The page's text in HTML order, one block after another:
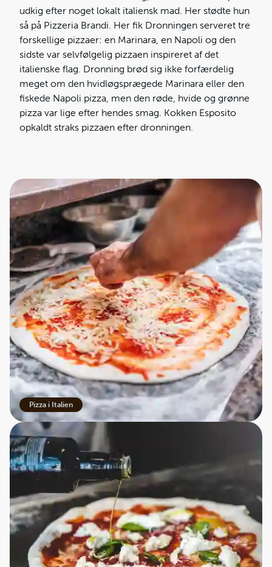
udkig efter noget lokalt italiensk mad. Her stødte hun
så på Pizzeria Brandi. Her fik Dronningen serveret tre
forskellige pizzaer: en Marinara, en Napoli og den
sidste var selvfølgelig pizzaen inspireret af det
italienske flag. Dronning brød sig ikke forfærdelig
meget om den hvidløgsprægede Marinara eller den
fiskede Napoli pizza, men den røde, hvide og grønne
pizza var lige efter hendes smag. Kokken Esposito
opkaldt straks pizzaen efter dronningen.
Pizza i Italien
Opskrift på en lækker margherita
Man sidder da og bliver lidt småsulten oven på sådan
en historie, så måske du skal en tur i køkkenet?
Du får i hvert fald en opskrift her på en superlækker